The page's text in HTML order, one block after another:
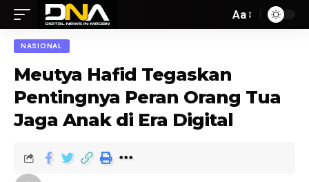
Aa
NASIONAL
Meutya Hafid Tegaskan
Pentingnya Peran Orang Tua
Jaga Anak di Era Digital